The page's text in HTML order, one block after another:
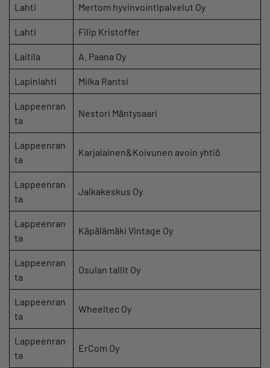
Lahti Mertom hyvinvointipalvelut Oy
Lahti Filip Kristoffer
Laitila A. Paana Oy
Lapinlahti Miika Rantsi
Lappeenran
ta
Nestori Mäntysaari
Lappeenran
ta
Karjalainen&Koivunen avoin yhtiö
Lappeenran
ta
Jalkakeskus Oy
Lappeenran
ta
Käpälämäki Vintage Oy
Lappeenran
ta
Osulan tallit Oy
Lappeenran
ta
Wheeltec Oy
Lappeenran
ta
ErCom Oy